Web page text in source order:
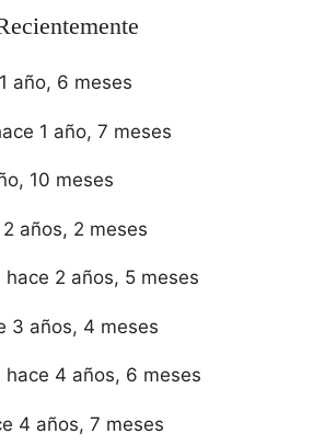
año, 6 meses
1 año, 7 meses
10 meses
años, 2 meses
hace 2 años, 5 meses
3 años, 4 meses
hace 4 años, 6 meses
4 años, 7 meses